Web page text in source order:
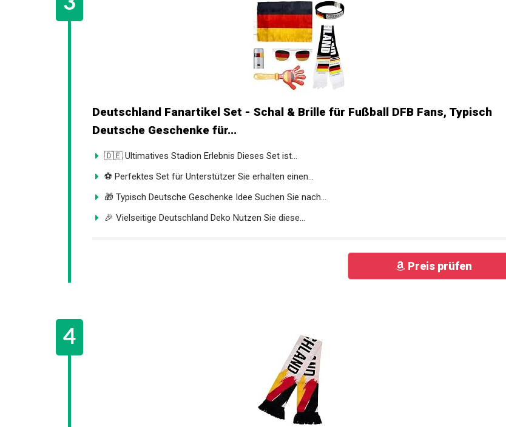
Deutschland Fanartikel Set - Schal & Brille für Fußball DFB Fans, Typisch
Deutsche Geschenke für...
🇩🇪 Ultimatives Stadion Erlebnis Dieses Set ist...
⚽ Perfektes Set für Unterstützer Sie erhalten einen...
🎁 Typisch Deutsche Geschenke Idee Suchen Sie nach...
🎉 Vielseitige Deutschland Deko Nutzen Sie diese...
Preis prüfen